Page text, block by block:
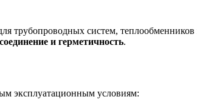
трубопроводных систем,
и герметичность.
эксплуатационным условиям: